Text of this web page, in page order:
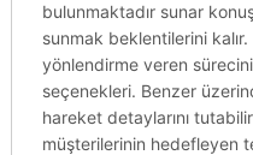
bulunmaktadır sunar
sunmak beklentilerini
yönlendirme veren
seçenekleri. Benzer
hareket detaylarını
müşterilerinin hedefleyen